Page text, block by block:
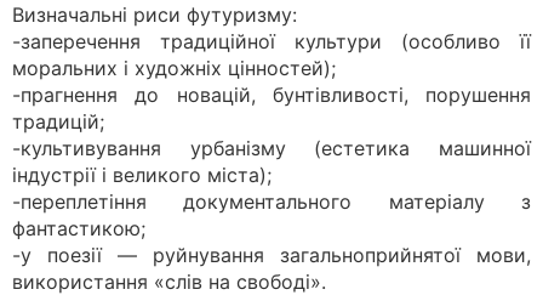
Визначальні риси футуризму:
-заперечення традиційної культури (особливо її
моральних і художніх цінностей);
-прагнення до новацій, бунтівливості, порушення
традицій;
-культивування урбанізму (естетика машинної
індустрії і великого міста);
-переплетіння документального матеріалу з
фантастикою;
-у поезії — руйнування загальноприйнятої мови,
використання «слів на свободі».